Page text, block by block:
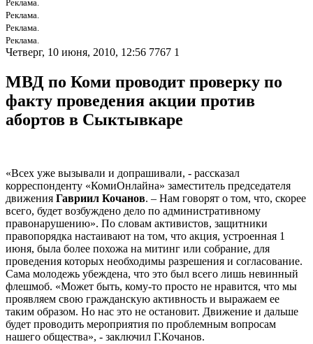
Реклама.
Реклама.
Реклама.
Реклама.
Четверг, 10 июня, 2010, 12:56 7767 1
МВД по Коми проводит проверку по
факту проведения акции против
абортов в Сыктывкаре
«Всех уже вызывали и допрашивали, - рассказал
корреспонденту «КомиОнлайна» заместитель председателя
движения Гавриил Кочанов. – Нам говорят о том, что, скорее
всего, будет возбуждено дело по административному
правонарушению». По словам активистов, защитники
правопорядка настаивают на том, что акция, устроенная 1
июня, была более похожа на митинг или собрание, для
проведения которых необходимы разрешения и согласование.
Сама молодежь убеждена, что это был всего лишь невинный
флешмоб. «Может быть, кому-то просто не нравится, что мы
проявляем свою гражданскую активность и выражаем ее
таким образом. Но нас это не остановит. Движение и дальше
будет проводить мероприятия по проблемным вопросам
нашего общества», - заключил Г.Кочанов.